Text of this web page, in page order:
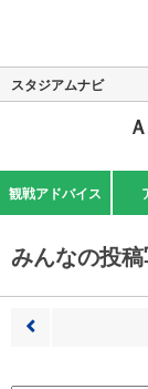
スタジアムナビ
観戦アドバイス
みんなの投